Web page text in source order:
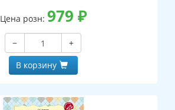
Цена розн: 979 ₽
−
+
В корзину